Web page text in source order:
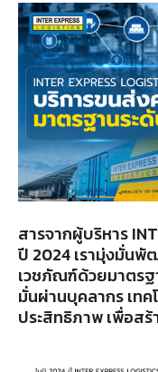
สารจากผู้บริหาร
ปี 2024 เรามุ่งมั่นพั
เวชภัณฑ์ด้วยมาตรฐ
มั่นผ่านบุคลากร เทค
ประสิทธิภาพ เพื่อส